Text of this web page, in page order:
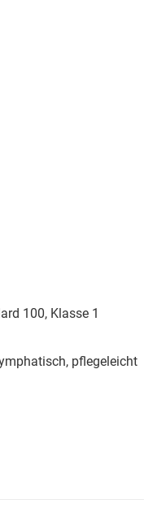
100, Klasse 1
pflegeleicht